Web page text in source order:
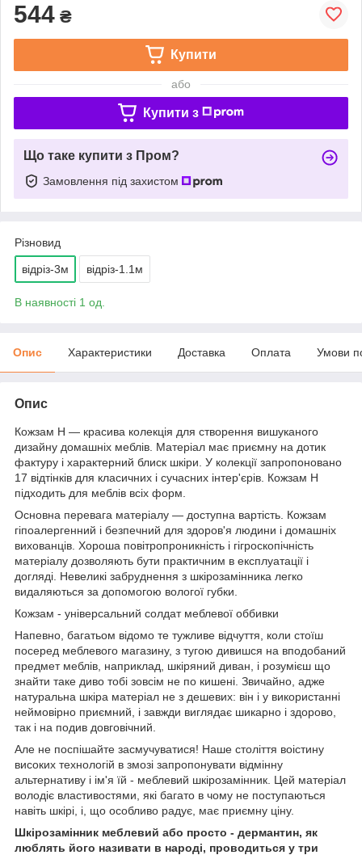
544 ₴
Купити
або
Купити з
Що таке купити з Пром?
Замовлення під захистом
Різновид
відріз-3м відріз-1.1м
В наявності 1 од.
Опис Характеристики Доставка Оплата Умови
Опис
Кожзам H — красива колекція для створення вишуканого
дизайну домашніх меблів. Матеріал має приємну на дотик
фактуру і характерний блиск шкіри. У колекції запропоновано
17 відтінків для класичних і сучасних інтер'єрів. Кожзам Н
підходить для меблів всіх форм.
Основна перевага матеріалу — доступна вартість. Кожзам
гіпоалергенний і безпечний для здоров'я людини і домашніх
вихованців. Хороша повітропроникність і гігроскопічність
матеріалу дозволяють бути практичним в експлуатації і
догляді. Невеликі забруднення з шкірозамінника легко
видаляються за допомогою вологої губки.
Кожзам - універсальний солдат меблевої оббивки
Напевно, багатьом відомо те тужливе відчуття, коли стоїш
посеред меблевого магазину, з тугою дивишся на вподобаний
предмет меблів, наприклад, шкіряний диван, і розумієш що
знайти таке диво тобі зовсім не по кишені. Звичайно, адже
натуральна шкіра матеріал не з дешевих: він і у використанні
неймовірно приємний, і завжди виглядає шикарно і здорово,
так і на подив довговічний.
Але не поспішайте засмучуватися! Наше століття воістину
високих технологій в змозі запропонувати відмінну
альтернативу і ім'я їй - меблевий шкірозамінник. Цей матеріал
володіє властивостями, які багато в чому не поступаються
навіть шкірі, і, що особливо радує, має приємну ціну.
Шкірозамінник меблевий або просто - дермантин, як
люблять його називати в народі, проводиться у три